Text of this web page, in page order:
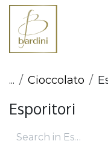
Skip to Content
... Cioccolato
Esporitori